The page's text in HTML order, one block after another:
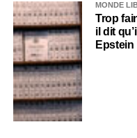
MONDE
Trop
il dit
Epstein